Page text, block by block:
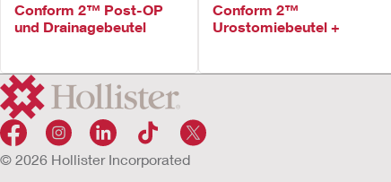
Conform 2™ Post-OP
und Drainagebeutel
Conform 2™
Urostomiebeutel +
© 2026 Hollister Incorporated